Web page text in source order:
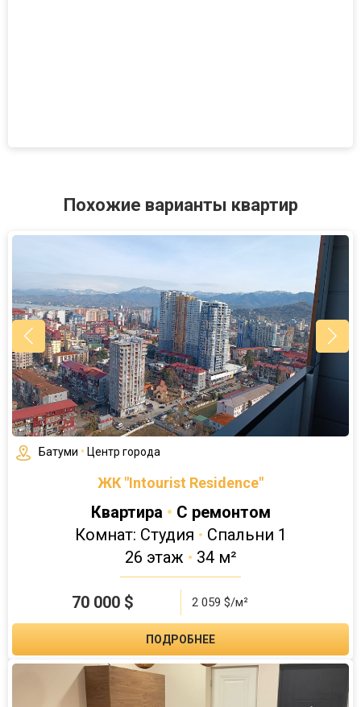
Похожие варианты квартир
Батуми • Центр города
ЖК "Intourist Residence"
Квартира • С ремонтом
Комнат: Студия • Спальни 1
26 этаж • 34 м²
70 000$ 2 059 $/м²
ПОДРОБНЕЕ